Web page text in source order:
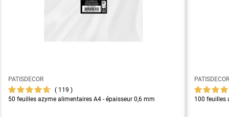
PATISDECOR
119
50 feuilles azyme alimentaires A4 - épaisseur 0,6 mm
100 feuilles